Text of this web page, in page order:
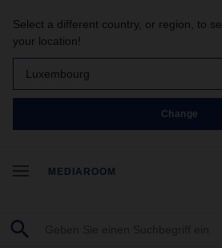
Select a different country, or region, to
your location!
Luxembourg
Change
MEDIAROOM